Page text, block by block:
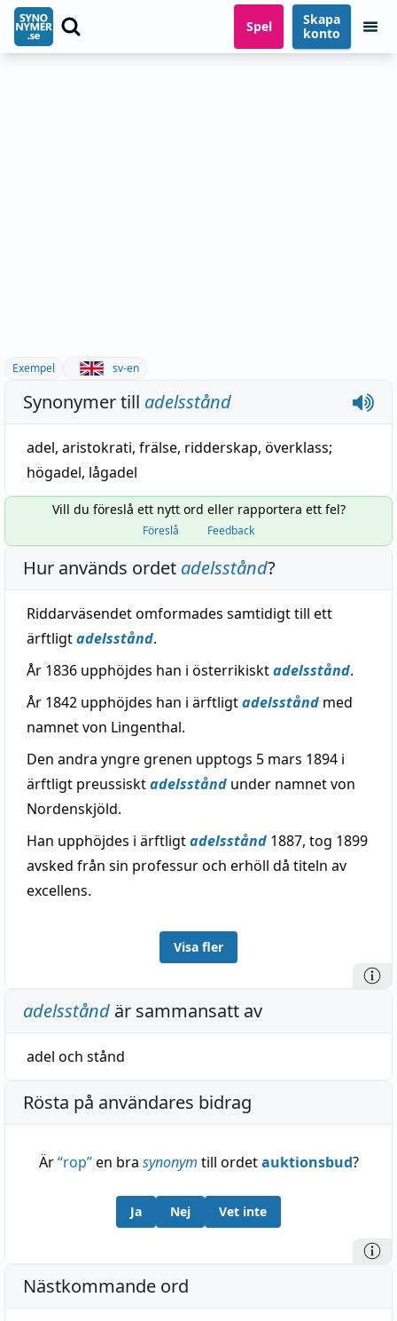
Spel
Skapa
konto
Exempel sv-en
Synonymer till adelsstånd
adel, aristokrati, frälse, ridderskap, överklass;
högadel, lågadel
Vill du föreslå ett nytt ord eller rapportera ett fel?
Föreslå Feedback
Hur används ordet adelsstånd?
Riddarväsendet omformades samtidigt till ett
ärftligtadelsstånd.
År 1836 upphöjdes han i österrikisktadelsstånd.
År 1842 upphöjdes han i ärftligtadelsstånd med
namnet von Lingenthal.
Den andra yngre grenen upptogs 5 mars 1894 i
ärftligt preussisktadelsstånd under namnet von
Nordenskjöld.
Han upphöjdes i ärftligtadelsstånd 1887, tog 1899
avsked från sin professur och erhöll då titeln av
excellens.
Visa fler
adelsstånd är sammansatt av
adel och stånd
Rösta på användares bidrag
Är“rop”en bra synonym till ordetauktionsbud?
Ja Nej Vet inte
Nästkommande ord